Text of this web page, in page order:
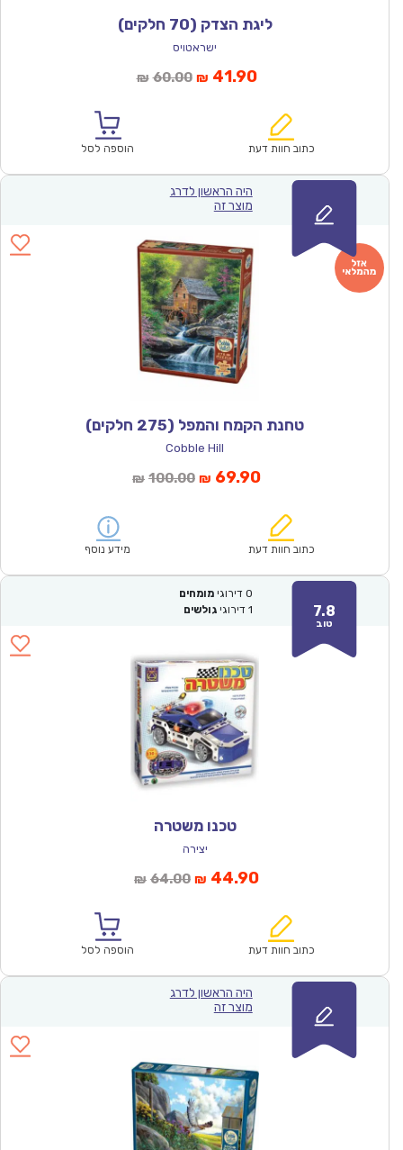
ליגת הצדק (70 חלקים)
ישראטויס
₪ 60.00המחיר
₪60.00.
₪ 41.90המחיר
הוא:
כתוב חוות דעת הוספה לסל
היה הראשון לדרג
מוצר זה
טחנת הקמח והמפל (275 חלקים)
Cobble Hill
₪ 100.00המחיר
₪100.00.
₪ 69.90המחיר
הוא:
כתוב חוות דעת מידע נוסף
7.8
טוב
0 דירוגי מומחים
1 דירוגי גולשים
טכנו משטרה
יצירה
₪ 64.00המחיר
₪64.00.
₪ 44.90המחיר
הוא:
כתוב חוות דעת הוספה לסל
היה הראשון לדרג
מוצר זה